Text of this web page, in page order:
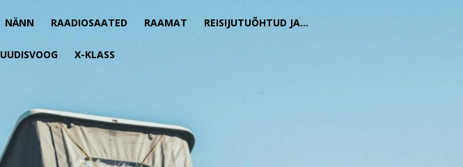
NÄNN RAADIOSAATED RAAMAT REISIJUTUÕHTUD JA…
UUDISVOOG X-KLASS